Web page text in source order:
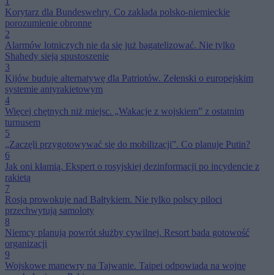
Korytarz dla Bundeswehry. Co zakłada polsko-niemieckie
porozumienie obronne
2
Alarmów lotniczych nie da się już bagatelizować. Nie tylko
Shahedy sieją spustoszenie
3
Kijów buduje alternatywę dla Patriotów. Zełenski o europejskim
systemie antyrakietowym
4
Więcej chętnych niż miejsc. „Wakacje z wojskiem” z ostatnim
turnusem
5
„Zaczęli przygotowywać się do mobilizacji”. Co planuje Putin?
6
Jak oni kłamią. Ekspert o rosyjskiej dezinformacji po incydencie z
rakietą
7
Rosja prowokuje nad Bałtykiem. Nie tylko polscy piloci
przechwytują samoloty
8
Niemcy planują powrót służby cywilnej. Resort bada gotowość
organizacji
9
Wojskowe manewry na Tajwanie. Taipei odpowiada na wojnę